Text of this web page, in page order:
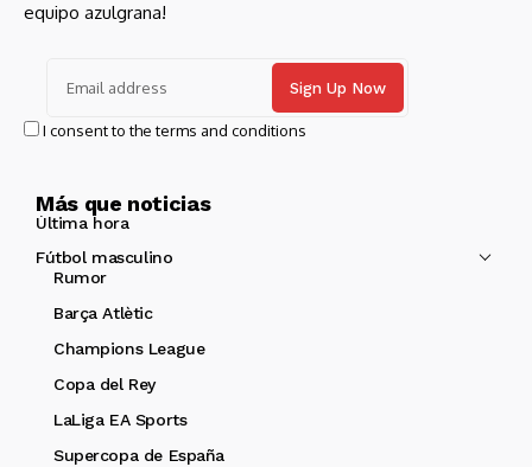
equipo azulgrana!
I consent to the terms and conditions
Más que noticias
Última hora
Fútbol masculino
Rumor
Barça Atlètic
Champions League
Copa del Rey
LaLiga EA Sports
Supercopa de España